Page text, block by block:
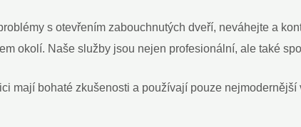
s otevřením zabouchnutých dveří, neváhejte a
okolí. Naše služby jsou nejen profesionální, ale také
mají bohaté zkušenosti a používají pouze